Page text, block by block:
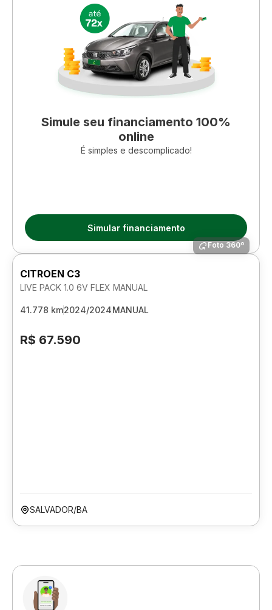
Simule seu financiamento 100%
online
É simples e descomplicado!
Simular financiamento
Foto 360º
CITROEN C3
LIVE PACK 1.0 6V FLEX MANUAL
41.778 km2024/2024MANUAL
R$ 67.590
SALVADOR/BA